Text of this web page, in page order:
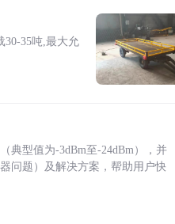
30-35吨,最大允
典型值为-3dBm至-24dBm），并
问题）及解决方案，帮助用户快